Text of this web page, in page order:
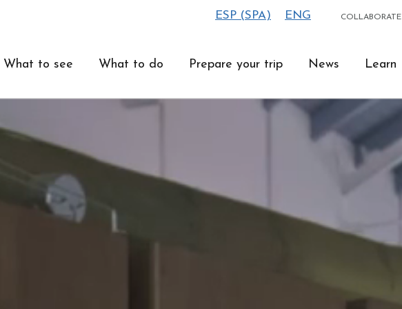
ESP (SPA) ENG COLLABORATE
What to see What to do Prepare your trip News Learn